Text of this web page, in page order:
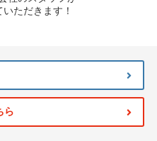
ただきます！
ら